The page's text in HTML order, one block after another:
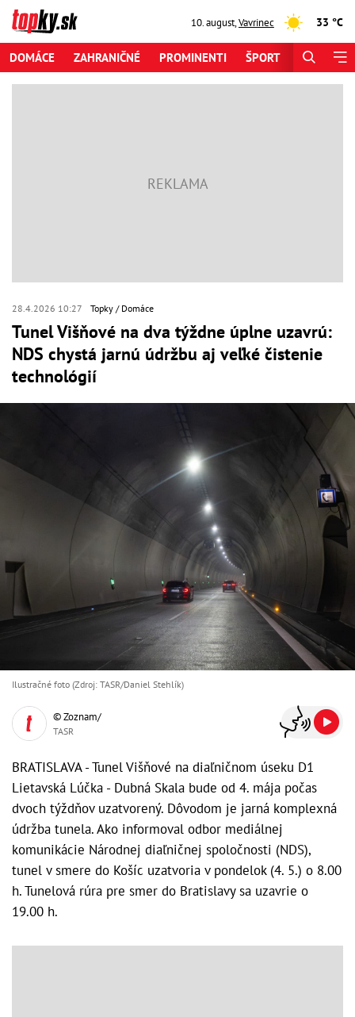
10. august,Vavrinec 33 °C
DOMÁCE ZAHRANIČNÉ PROMINENTI ŠPORT
28.4.2026 10:27 Topky Domáce
Tunel Višňové na dva týždne úplne uzavrú:
NDS chystá jarnú údržbu aj veľké čistenie
technológií
Ilustračné foto (Zdroj: TASR/Daniel Stehlík)
© Zoznam/
TASR
BRATISLAVA - Tunel Višňové na diaľničnom úseku D1
Lietavská Lúčka - Dubná Skala bude od 4. mája počas
dvoch týždňov uzatvorený. Dôvodom je jarná komplexná
údržba tunela. Ako informoval odbor mediálnej
komunikácie Národnej diaľničnej spoločnosti (NDS),
tunel v smere do Košíc uzatvoria v pondelok (4. 5.) o 8.00
h. Tunelová rúra pre smer do Bratislavy sa uzavrie o
19.00 h.